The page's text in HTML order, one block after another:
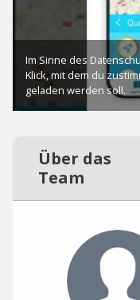
Über das
Team